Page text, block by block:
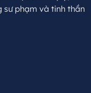
sư phạm và tinh thần